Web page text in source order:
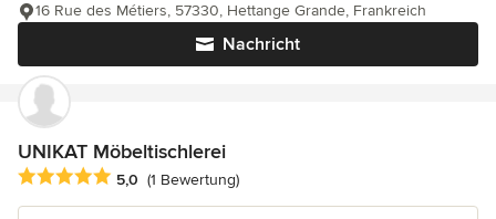
Nachricht
16 Rue des Métiers, 57330, Hettange Grande, Frankreich
UNIKAT Möbeltischlerei
Durchschnittliche Bewertung: 5 von 5 Sternen
5,0 (1 Bewertung)